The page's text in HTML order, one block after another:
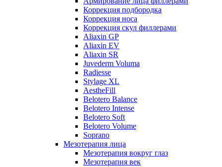
Коррекция подбородка
Коррекция носа
Коррекция скул филлерами
Aliaxin GP
Aliaxin EV
Aliaxin SR
Juvederm Voluma
Radiesse
Stylage XL
AestheFill
Belotero Balance
Belotero Intense
Belotero Soft
Belotero Volume
Soprano
Мезотерапия лица
Мезотерапия вокруг глаз
Мезотерапия век